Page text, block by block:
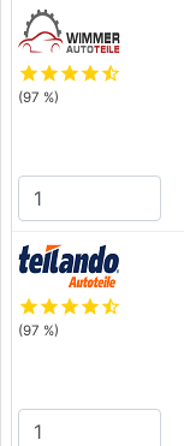
starstarstarstarstar_half
(97 %)
starstarstarstarstar_half
(97 %)